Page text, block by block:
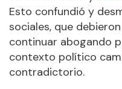
Esto confundió y
sociales, que
continuar abogando
contexto político
contradictorio.